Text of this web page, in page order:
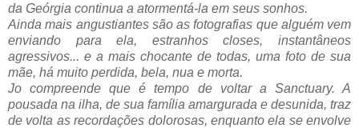
da Geórgia continua a atormentá-la em seus sonhos.
Ainda mais angustiantes são as fotografias que alguém vem
enviando para ela, estranhos closes, instantâneos
agressivos... e a mais chocante de todas, uma foto de sua
mãe, há muito perdida, bela, nua e morta.
Jo compreende que é tempo de voltar a Sanctuary. A
pousada na ilha, de sua família amargurada e desunida, traz
de volta as recordações dolorosas, enquanto ela se envolve